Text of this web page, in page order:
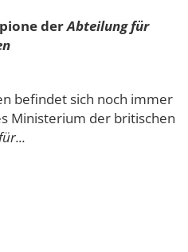
derAbteilung für
befindet sich noch immer
Ministerium der britischen